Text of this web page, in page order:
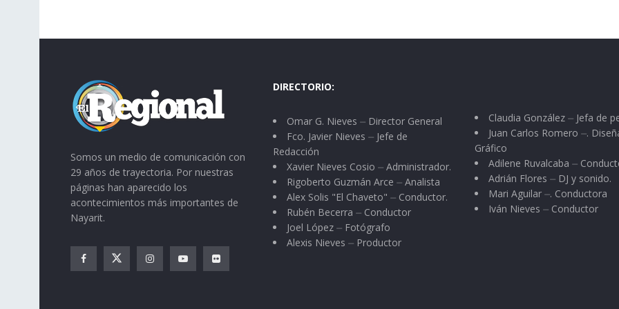
Somos un medio de comunicación con
29 años de trayectoria. Por nuestras
páginas han aparecido los
acontecimientos más importantes de
Nayarit.
DIRECTORIO:
Omar G. Nieves ⏤ Director General
Fco. Javier Nieves ⏤ Jefe de
Redacción
Xavier Nieves Cosio ⏤ Administrador.
Rigoberto Guzmán Arce ⏤ Analista
Alex Solis "El Chaveto" ⏤ Conductor.
Rubén Becerra ⏤ Conductor
Joel López ⏤ Fotógrafo
Alexis Nieves ⏤ Productor
Claudia González ⏤ Jefa de
Juan Carlos Romero ⏤.
Gráfico
Adilene Ruvalcaba ⏤
Adrián Flores ⏤ DJ y sonido.
Mari Aguilar ⏤. Conductora
Iván Nieves ⏤ Conductor